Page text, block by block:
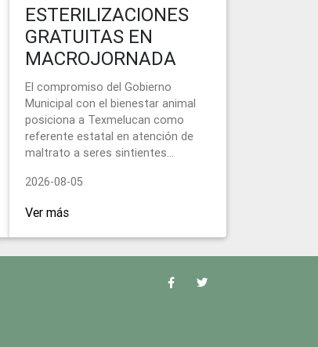
ESTERILIZACIONES
GRATUITAS EN
MACROJORNADA
El compromiso del Gobierno
Municipal con el bienestar animal
posiciona a Texmelucan como
referente estatal en atención de
maltrato a seres sintientes...
2026-08-05
Ver más